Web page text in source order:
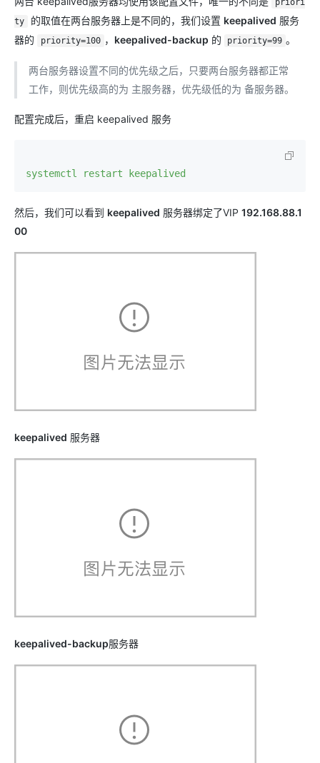
priori
ty
的取值在两台服务器上是不同的，我们设置 keepalived 服务
器的
priority=100 ， keepalived-backup 的 priority=99 。
两台服务器设置不同的优先级之后，只要两台服务器都正常
工作，则优先级高的为 主服务器，优先级低的为 备服务器。
配置完成后，重启 keepalived 服务
systemctl restart keepalived
然后，我们可以看到 keepalived 服务器绑定了VIP 192.168.88.1
00
keepalived 服务器
keepalived-backup服务器